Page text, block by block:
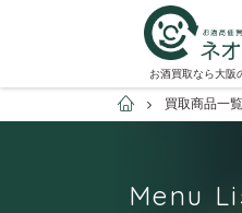
お酒買取なら大阪
お酒買取専門店ネオ
買取商品一覧
Menu